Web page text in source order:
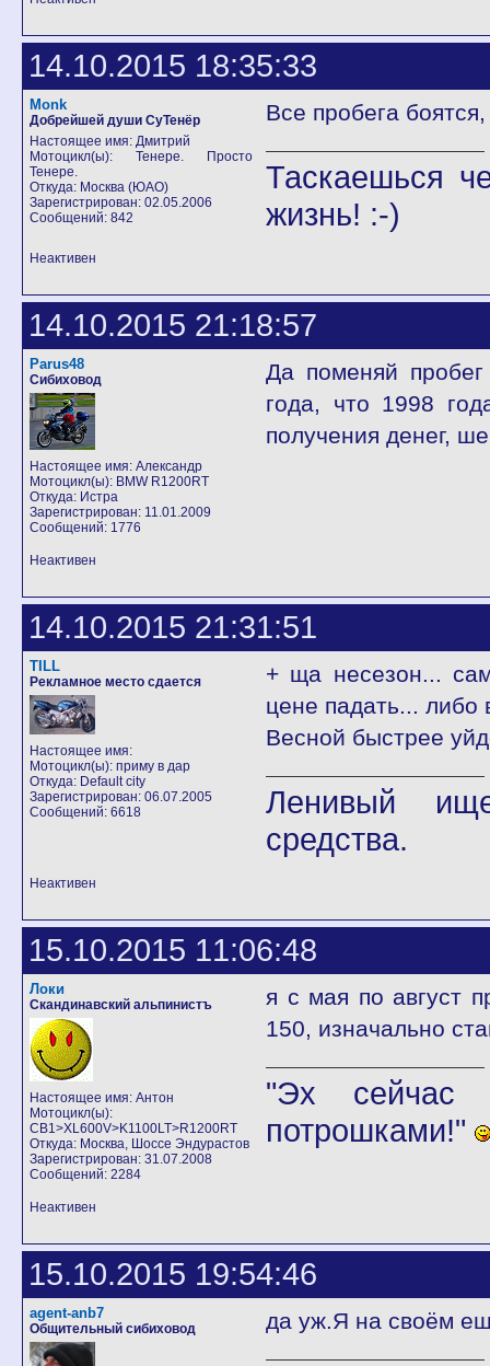
14.10.2015 18:35:33
Monk
Добрейшей души СуТенёр
Настоящее имя: Дмитрий
Мотоцикл(ы): Тенере. Просто
Тенере.
Откуда: Москва (ЮАО)
Зарегистрирован: 02.05.2006
Сообщений: 842
Все пробега
Таскаешься
жизнь! :-)
Неактивен
14.10.2015 21:18:57
Parus48
Сибиховод
Настоящее имя: Александр
Мотоцикл(ы): BMW R1200RT
Откуда: Истра
Зарегистрирован: 11.01.2009
Сообщений: 1776
Да поменяй
года, что 1998
получения денег,
Неактивен
14.10.2015 21:31:51
TILL
Рекламное место сдается
Настоящее имя:
Мотоцикл(ы): приму в дар
Откуда: Default city
Зарегистрирован: 06.07.2005
Сообщений: 6618
+ ща несезон...
цене падать... либо
Весной быстрее
Ленивый
средства.
Неактивен
15.10.2015 11:06:48
Локи
Скандинавский альпинистъ
Настоящее имя: Антон
Мотоцикл(ы):
CB1>XL600V>K1100LT>R1200RT
Откуда: Москва, Шоссе Эндурастов
Зарегистрирован: 31.07.2008
Сообщений: 2284
я с мая по август
150, изначально
"Эх сейчас
потрошками!"
Неактивен
15.10.2015 19:54:46
agent-anb7
Общительный сибиховод да уж.Я на своём